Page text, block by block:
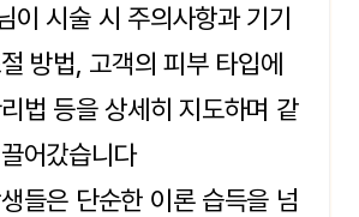
이 시술 시 주의사항과 기기
방법, 고객의 피부 타입에
법 등을 상세히 지도하며 같
어갔습니다
들은 단순한 이론 습득을 넘